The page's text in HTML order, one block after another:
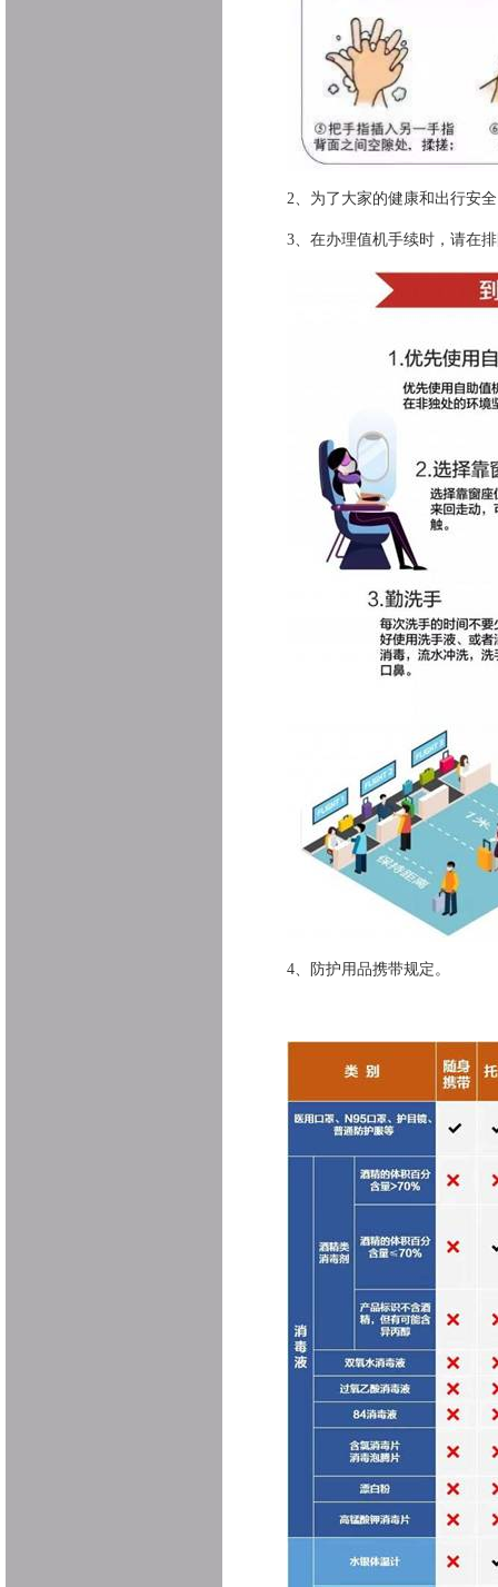
2、 为了大家的健康和出行安
3、 在办理值机手续时，请在
4、 防护用品携带规定。